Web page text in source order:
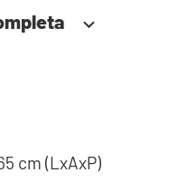
biancheria. In questo
Il pensile a ribalta e
possono
cm (LxAxP)